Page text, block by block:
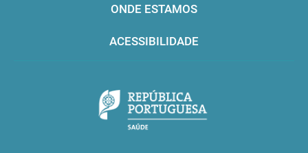
ONDE ESTAMOS
ACESSIBILIDADE